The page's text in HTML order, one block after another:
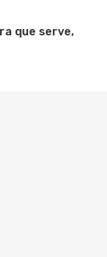
que serve,